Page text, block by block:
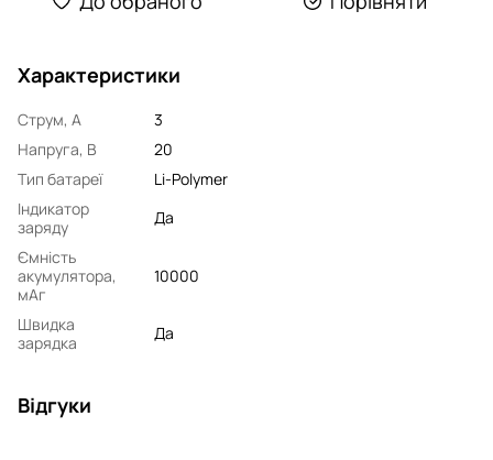
Характеристики
Струм, А
3
Напруга, В
20
Тип батареї
Li-Polymer
Індикатор
заряду
Да
Ємність
акумулятора,
мАг
10000
Швидка
зарядка
Да
Відгуки